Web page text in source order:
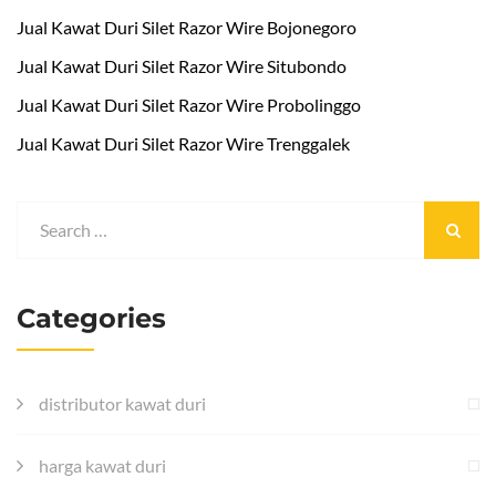
Jual Kawat Duri Silet Razor Wire Bojonegoro
Jual Kawat Duri Silet Razor Wire Situbondo
Jual Kawat Duri Silet Razor Wire Probolinggo
Jual Kawat Duri Silet Razor Wire Trenggalek
Categories
distributor kawat duri
harga kawat duri